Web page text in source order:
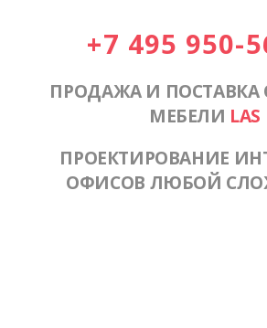
+7 495 950-
ПРОДАЖА И
МЕБЕЛИ LAS
ПРОЕКТИРОВАНИЕ
ОФИСОВ ЛЮБОЙ